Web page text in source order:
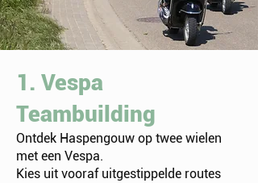
1. Vespa
Teambuilding
Ontdek Haspengouw op twee wielen
met een Vespa.
Kies uit vooraf uitgestippelde routes